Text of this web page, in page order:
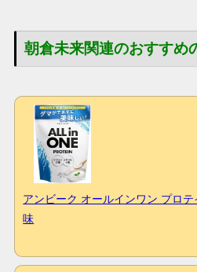
朝倉未来関連のおすすめ
アンビーク オールインワン プロ
味